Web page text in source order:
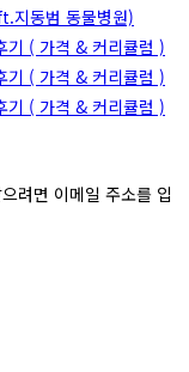
지동범 동물병원)
기 ( 가격 & 커리큘럼 )
기 ( 가격 & 커리큘럼 )
기 ( 가격 & 커리큘럼 )
려면 이메일 주소를 입